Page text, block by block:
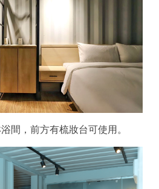
間，前方有梳妝台可使用。